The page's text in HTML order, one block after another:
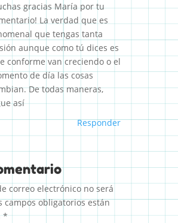
gracias María por tu
La verdad que es
que tengas tanta
aunque como tú dices es
conforme van creciendo o el
de día las cosas
De todas maneras,
así
Responder
correo electrónico no será
campos obligatorios están
*